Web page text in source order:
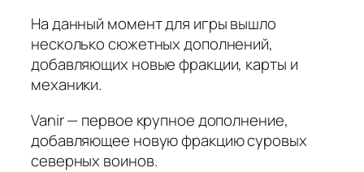
На данный момент для игры вышло
несколько сюжетных дополнений,
добавляющих новые фракции, карты и
механики.
Vanir — первое крупное дополнение,
добавляющее новую фракцию суровых
северных воинов.